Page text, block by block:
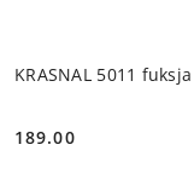
KRASNAL 5011
Cena:
189.00